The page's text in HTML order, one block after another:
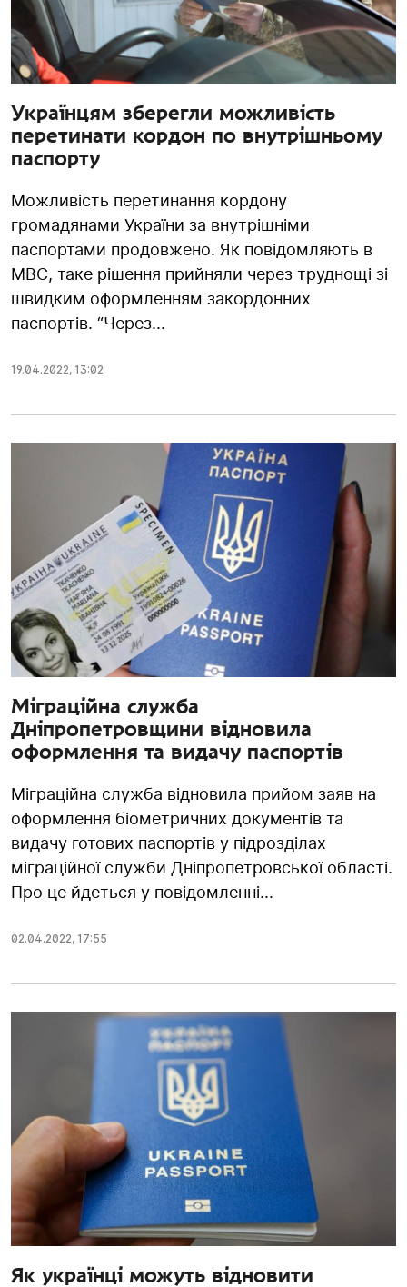
Українцям зберегли можливість
перетинати кордон по внутрішньому
паспорту
Можливість перетинання кордону
громадянами України за внутрішніми
паспортами продовжено. Як повідомляють в
МВС, таке рішення прийняли через труднощі зі
швидким оформленням закордонних
паспортів. “Через...
19.04.2022, 13:02
Міграційна служба
Дніпропетровщини відновила
оформлення та видачу паспортів
Міграційна служба відновила прийом заяв на
оформлення біометричних документів та
видачу готових паспортів у підрозділах
міграційної служби Дніпропетровської області.
Про це йдеться у повідомленні...
02.04.2022, 17:55
Як українці можуть відновити